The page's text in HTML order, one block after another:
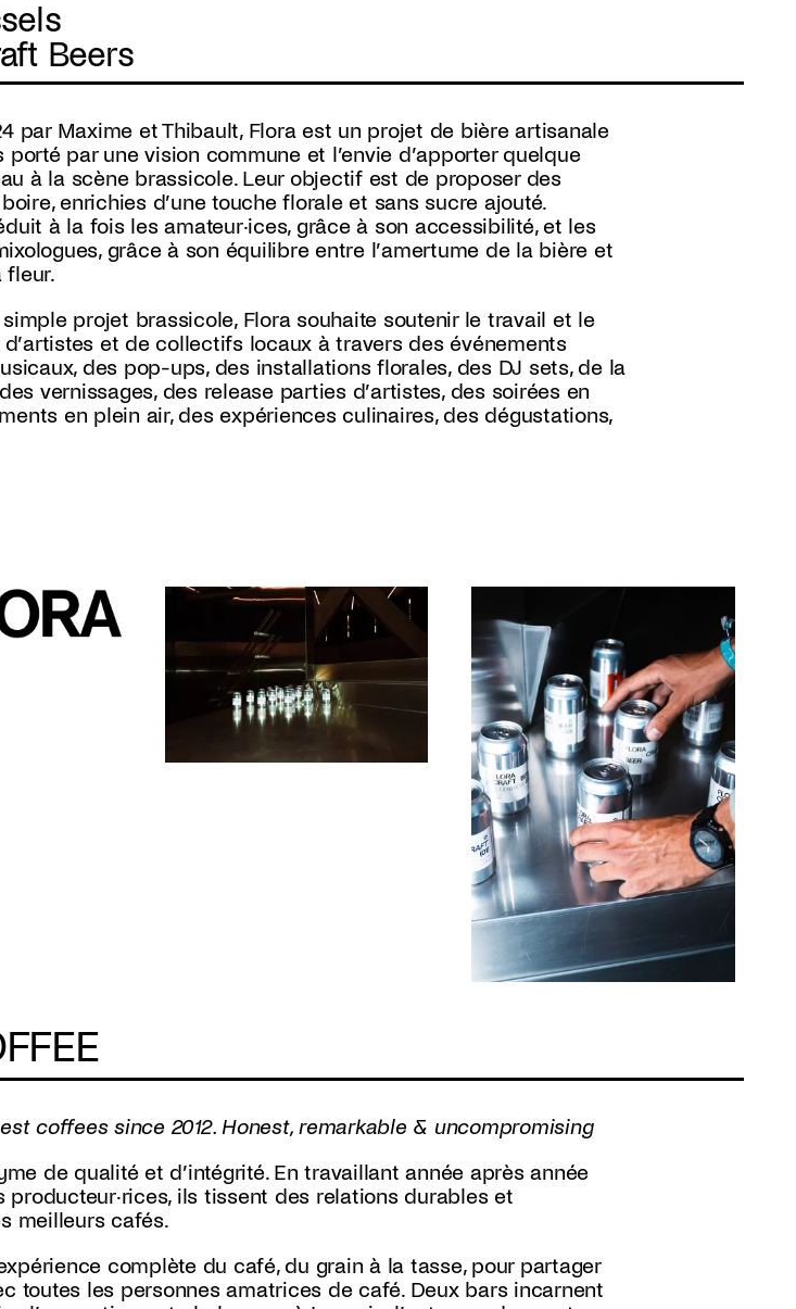
Beers
par Maxime et Thibault, Flora est un projet de bière artisanale
par une vision commune et l’envie d’apporter quelque
à la scène brassicole. Leur objectif est de proposer des
enrichies d’une touche florale et sans sucre ajouté.
à la fois les amateur·ices, grâce à son accessibilité, et les
grâce à son équilibre entre l’amertume de la bière et
fleur.
simple projet brassicole, Flora souhaite soutenir le travail et le
et de collectifs locaux à travers des événements
des pop-ups, des installations florales, des DJ sets, de la
vernissages, des release parties d’artistes, des soirées en
en plein air, des expériences culinaires, des dégustations,
coffees since 2012. Honest, remarkable & uncompromising
de qualité et d’intégrité. En travaillant année après année
producteur·rices, ils tissent des relations durables et
meilleurs cafés.
complète du café, du grain à la tasse, pour partager
toutes les personnes amatrices de café. Deux bars incarnent